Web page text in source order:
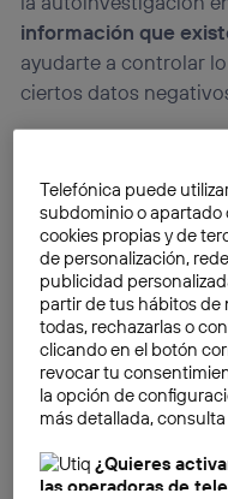
información que
ayudarte a controlar
ciertos datos
Telefónica puede
subdominio o apartado
cookies propias y de
de personalización,
publicidad
partir de tus hábitos
todas, rechazarlas o
clicando en el botón
revocar tu
la opción de
más detallada,
¿Quieres
las operadoras de